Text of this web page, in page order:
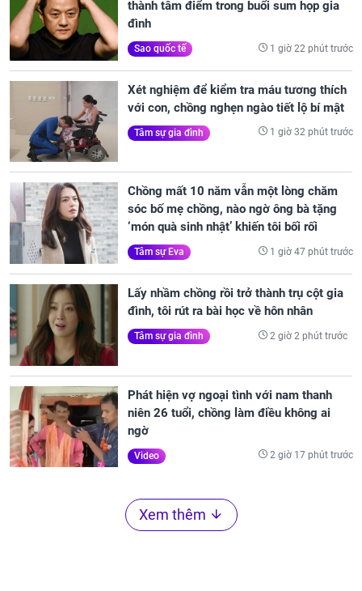
thành tâm điểm trong buổi sum họp gia
đình
Sao quốc tế 1 giờ 22 phút trước
Xét nghiệm để kiểm tra máu tương thích
với con, chồng nghẹn ngào tiết lộ bí mật
Tâm sự gia đình 1 giờ 32 phút trước
Chồng mất 10 năm vẫn một lòng chăm
sóc bố mẹ chồng, nào ngờ ông bà tặng
‘món quà sinh nhật’ khiến tôi bối rối
Tâm sự Eva 1 giờ 47 phút trước
Lấy nhầm chồng rồi trở thành trụ cột gia
đình, tôi rút ra bài học về hôn nhân
Tâm sự gia đình 2 giờ 2 phút trước
Phát hiện vợ ngoại tình với nam thanh
niên 26 tuổi, chồng làm điều không ai
ngờ
Video 2 giờ 17 phút trước
Xem thêm